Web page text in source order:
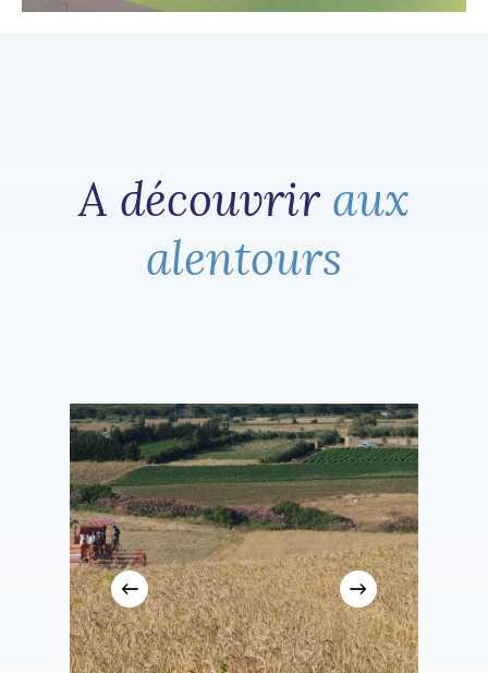
A découvrir aux
alentours